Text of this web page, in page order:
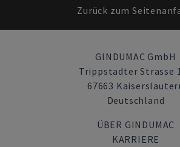
Zurück zum
GINDUMAC GmbH
Trippstadter Strasse
67663
Deutschland
ÜBER GINDUMAC
KARRIERE